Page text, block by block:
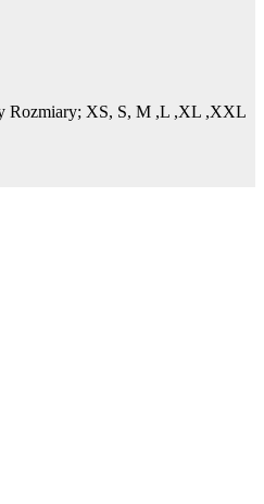
Rozmiary; XS, S, M ,L ,XL ,XXL